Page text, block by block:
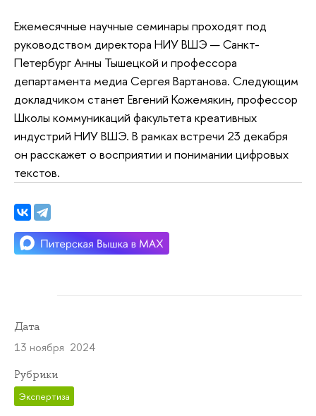
Ежемесячные научные семинары проходят под
руководством директора НИУ ВШЭ — Санкт-
Петербург Анны Тышецкой и профессора
департамента медиа Сергея Вартанова. Следующим
докладчиком станет Евгений Кожемякин, профессор
Школы коммуникаций факультета креативных
индустрий НИУ ВШЭ. В рамках встречи 23 декабря
он расскажет о восприятии и понимании цифровых
текстов.
Дата
13 ноября 2024
Рубрики
Экспертиза